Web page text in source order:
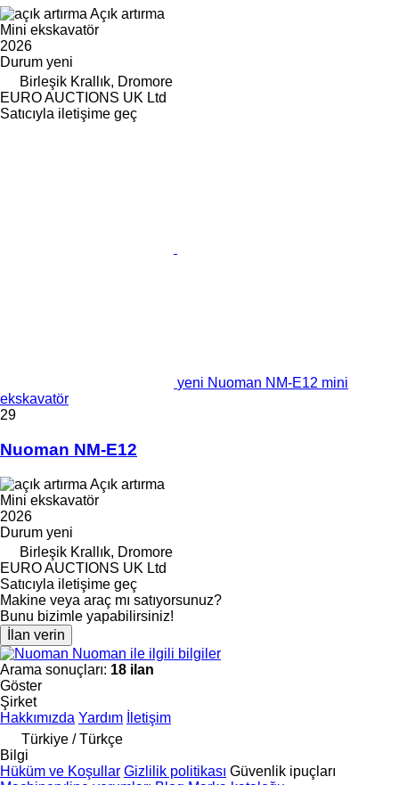
Açık artırma
Mini ekskavatör
2026
Durum yeni
Birleşik Krallık, Dromore
EURO AUCTIONS UK Ltd
Satıcıyla iletişime geç
yeni Nuoman NM-E12 mini
ekskavatör
29
Nuoman NM-E12
Açık artırma
Mini ekskavatör
2026
Durum yeni
Birleşik Krallık, Dromore
EURO AUCTIONS UK Ltd
Satıcıyla iletişime geç
Makine veya araç mı satıyorsunuz?
Bunu bizimle yapabilirsiniz!
İlan verin
Nuoman ile ilgili bilgiler
Arama sonuçları: 18 ilan
Göster
Şirket
Hakkımızda Yardım
İletişim
Türkiye / Türkçe
Bilgi
Hüküm ve Koşullar Gizlilik politikası Güvenlik ipuçları